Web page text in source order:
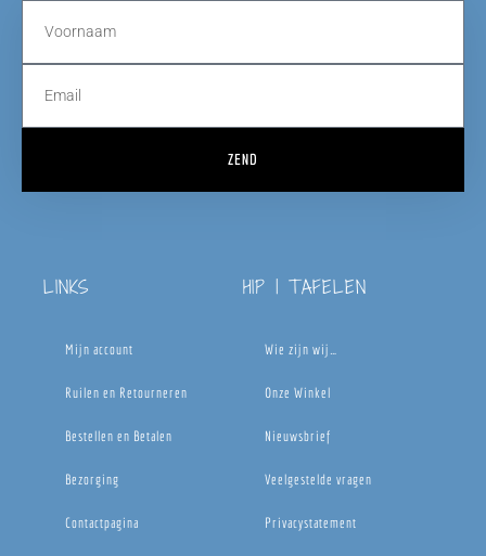
ZEND
LINKS
Mijn account
Ruilen en Retourneren
Bestellen en Betalen
Bezorging
Contactpagina
HIP | TAFELEN
Wie zijn wij…
Onze Winkel
Nieuwsbrief
Veelgestelde vragen
Privacystatement